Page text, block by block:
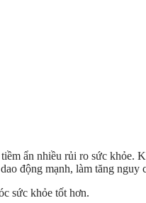
ẩn nhiều rủi ro sức khỏe.
động mạnh, làm tăng nguy
sức khỏe tốt hơn.